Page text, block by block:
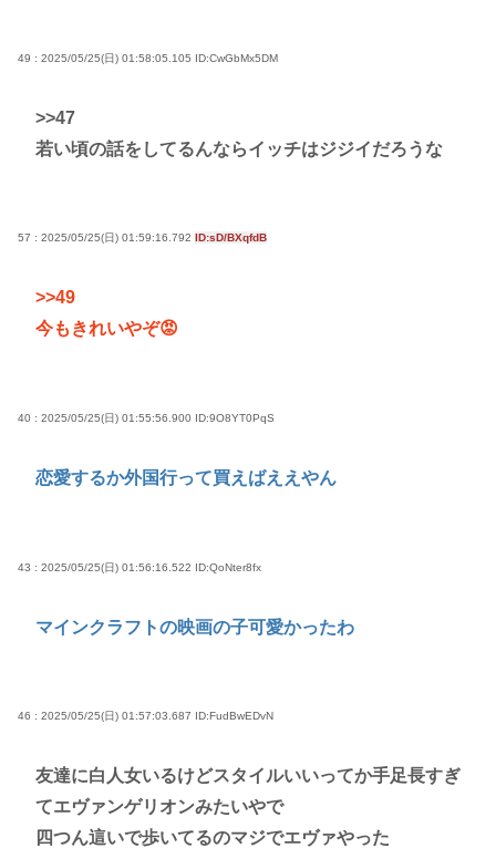
49 : 2025/05/25(日) 01:58:05.105 ID:CwGbMx5DM
>>47
若い頃の話をしてるんならイッチはジジイだろうな
57 : 2025/05/25(日) 01:59:16.792 ID:sD/BXqfdB
>>49
今もきれいやぞ😡
40 : 2025/05/25(日) 01:55:56.900 ID:9O8YT0PqS
恋愛するか外国行って買えばええやん
43 : 2025/05/25(日) 01:56:16.522 ID:QoNter8fx
マインクラフトの映画の子可愛かったわ
46 : 2025/05/25(日) 01:57:03.687 ID:FudBwEDvN
友達に白人女いるけどスタイルいいってか手足長すぎ
てエヴァンゲリオンみたいやで
四つん這いで歩いてるのマジでエヴァやった